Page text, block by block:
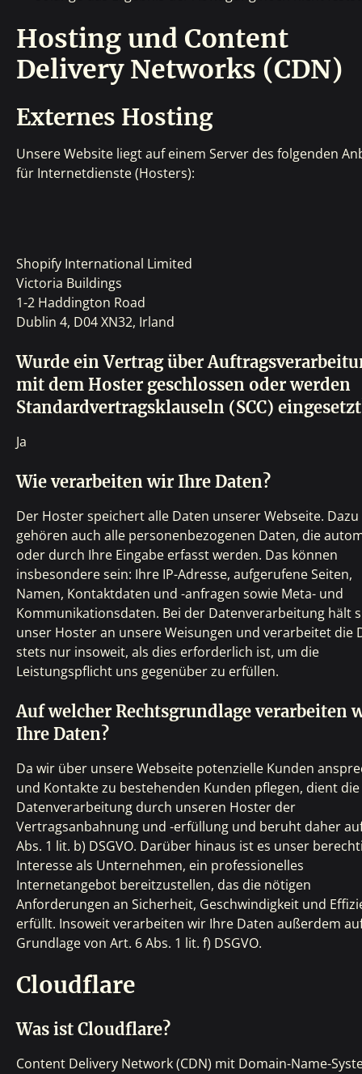
Hosting und Content
Delivery Networks (CDN)
Externes Hosting
Unsere Website liegt auf einem Server des folgenden
für Internetdienste (Hosters):
Shopify International Limited
Victoria Buildings
1-2 Haddington Road
Dublin 4, D04 XN32, Irland
Wurde ein Vertrag über
mit dem Hoster geschlossen oder werden
Standardvertragsklauseln (SCC)
Ja
Wie verarbeiten wir Ihre Daten?
Der Hoster speichert alle Daten unserer Webseite. Dazu
gehören auch alle personenbezogenen Daten, die
oder durch Ihre Eingabe erfasst werden. Das können
insbesondere sein: Ihre IP-Adresse, aufgerufene Seiten,
Namen, Kontaktdaten und -anfragen sowie Meta- und
Kommunikationsdaten. Bei der Datenverarbeitung hält
unser Hoster an unsere Weisungen und verarbeitet die
stets nur insoweit, als dies erforderlich ist, um die
Leistungspflicht uns gegenüber zu erfüllen.
Auf welcher Rechtsgrundlage verarbeiten
Ihre Daten?
Da wir über unsere Webseite potenzielle Kunden
und Kontakte zu bestehenden Kunden pflegen, dient die
Datenverarbeitung durch unseren Hoster der
Vertragsanbahnung und -erfüllung und beruht daher
Abs. 1 lit. b) DSGVO. Darüber hinaus ist es unser
Interesse als Unternehmen, ein professionelles
Internetangebot bereitzustellen, das die nötigen
Anforderungen an Sicherheit, Geschwindigkeit und
erfüllt. Insoweit verarbeiten wir Ihre Daten außerdem
Grundlage von Art. 6 Abs. 1 lit. f) DSGVO.
Cloudflare
Was ist Cloudflare?
Content Delivery Network (CDN) mit Domain-Name-